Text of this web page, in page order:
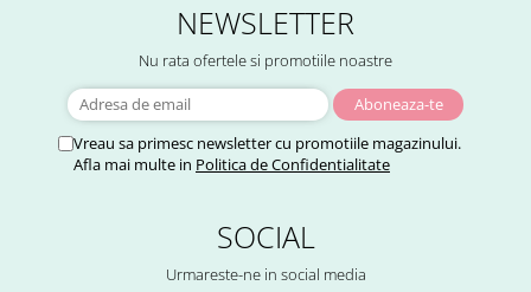
NEWSLETTER
Nu rata ofertele si promotiile noastre
Vreau sa primesc newsletter cu promotiile magazinului.
Afla mai multe in Politica de Confidentialitate
SOCIAL
Urmareste-ne in social media